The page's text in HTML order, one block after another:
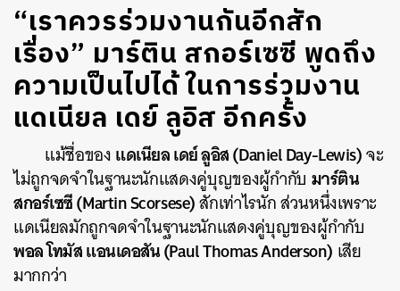
“เราควรร่วมงานกันอีกสัก
เรื่อง” มาร์ติน สกอร์เซซี พูดถึง
ความเป็นไปได้ ในการร่วมงาน
แดเนียล เดย์ ลูอิส อีกครั้ง
แม้ชื่อของแดเนียล เดย์ ลูอิส (Daniel Day-Lewis)จะ
ไม่ถูกจดจำในฐานะนักแสดงคู่บุญของผู้กำกับ มาร์ติน
สกอร์เซซี (Martin Scorsese)สักเท่าไรนัก ส่วนหนึ่งเพราะ
แดเนียลมักถูกจดจำในฐานะนักแสดงคู่บุญของผู้กำกับ
พอล โทมัส แอนเดอสัน (Paul Thomas Anderson) เสีย
มากกว่า